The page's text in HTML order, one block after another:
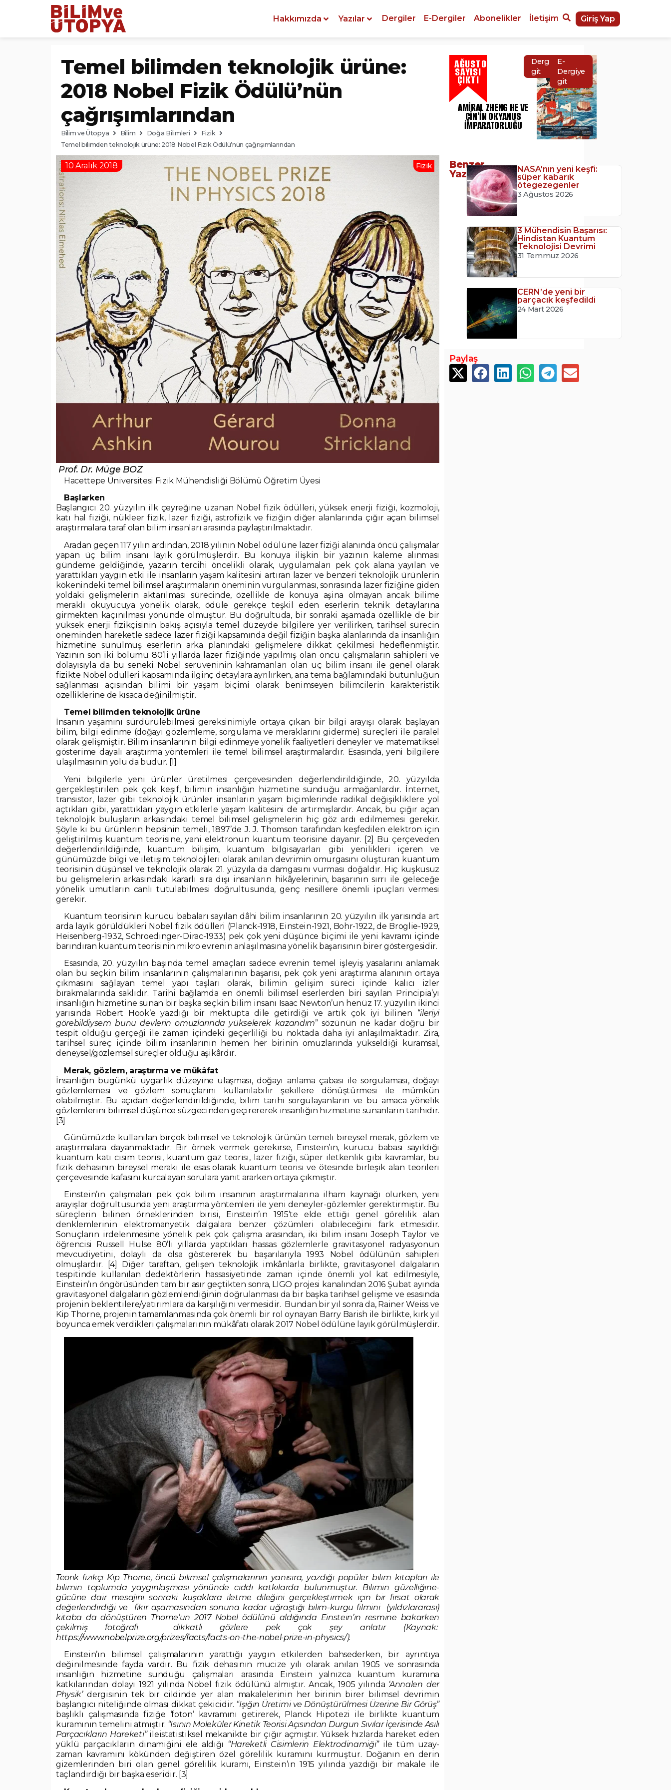
Hakkımızda Yazılar Dergiler E-Dergiler Abonelikler İletişim Giriş Yap
Temel bilimden teknolojik ürüne:
2018 Nobel Fizik Ödülü’nün
çağrışımlarından
Bilim ve Ütopya Bilim Doğa Bilimleri
Fizik
Temel bilimden teknolojik ürüne: 2018 Nobel Fizik Ödülü’nün çağrışımlarından
10 Aralık 2018 Fizik
Prof. Dr. Müge BOZ
Hacettepe Üniversitesi Fizik Mühendisliği Bölümü Öğretim Üyesi
Başlarken
Başlangıcı 20. yüzyılın ilk çeyreğine uzanan Nobel fizik ödülleri, yüksek enerji fiziği, kozmoloji,
katı hal fiziği, nükleer fizik, lazer fiziği, astrofizik ve fiziğin diğer alanlarında çığır açan bilimsel
araştırmalara taraf olan bilim insanları arasında paylaştırılmaktadır.
Aradan geçen 117 yılın ardından, 2018 yılının Nobel ödülüne lazer fiziği alanında öncü çalışmalar
yapan üç bilim insanı layık görülmüşlerdir. Bu konuya ilişkin bir yazının kaleme alınması
gündeme geldiğinde, yazarın tercihi öncelikli olarak, uygulamaları pek çok alana yayılan ve
yarattıkları yaygın etki ile insanların yaşam kalitesini artıran lazer ve benzeri teknolojik ürünlerin
kökenindeki temel bilimsel araştırmaların öneminin vurgulanması, sonrasında lazer fiziğine giden
yoldaki gelişmelerin aktarılması sürecinde, özellikle de konuya aşina olmayan ancak bilime
meraklı okuyucuya yönelik olarak, ödüle gerekçe teşkil eden eserlerin teknik detaylarına
girmekten kaçınılması yönünde olmuştur. Bu doğrultuda, bir sonraki aşamada özellikle de bir
yüksek enerji fizikçisinin bakış açısıyla temel düzeyde bilgilere yer verilirken, tarihsel sürecin
öneminden hareketle sadece lazer fiziği kapsamında değil fiziğin başka alanlarında da insanlığın
hizmetine sunulmuş eserlerin arka planındaki gelişmelere dikkat çekilmesi hedeflenmiştir.
Yazının son iki bölümü 80’li yıllarda lazer fiziğinde yapılmış olan öncü çalışmaların sahipleri ve
dolayısıyla da bu seneki Nobel serüveninin kahramanları olan üç bilim insanı ile genel olarak
fizikte Nobel ödülleri kapsamında ilginç detaylara ayrılırken, ana tema bağlamındaki bütünlüğün
sağlanması açısından bilimi bir yaşam biçimi olarak benimseyen bilimcilerin karakteristik
özelliklerine de kısaca değinilmiştir.
Temel bilimden teknolojik ürüne
İnsanın yaşamını sürdürülebilmesi gereksinimiyle ortaya çıkan bir bilgi arayışı olarak başlayan
bilim, bilgi edinme (doğayı gözlemleme, sorgulama ve meraklarını giderme) süreçleri ile paralel
olarak gelişmiştir. Bilim insanlarının bilgi edinmeye yönelik faaliyetleri deneyler ve matematiksel
gösterime dayalı araştırma yöntemleri ile temel bilimsel araştırmalardır. Esasında, yeni bilgilere
ulaşılmasının yolu da budur. [1]
Yeni bilgilerle yeni ürünler üretilmesi çerçevesinden değerlendirildiğinde, 20. yüzyılda
gerçekleştirilen pek çok keşif, bilimin insanlığın hizmetine sunduğu armağanlardır. İnternet,
transistor, lazer gibi teknolojik ürünler insanların yaşam biçimlerinde radikal değişikliklere yol
açtıkları gibi, yarattıkları yaygın etkilerle yaşam kalitesini de artırmışlardır. Ancak, bu çığır açan
teknolojik buluşların arkasındaki temel bilimsel gelişmelerin hiç göz ardı edilmemesi gerekir.
Şöyle ki bu ürünlerin hepsinin temeli, 1897’de J. J. Thomson tarafından keşfedilen elektron için
geliştirilmiş kuantum teorisine, yani elektronun kuantum teorisine dayanır. [2] Bu çerçeveden
değerlendirildiğinde, kuantum bilişim, kuantum bilgisayarları gibi yenilikleri içeren ve
günümüzde bilgi ve iletişim teknolojileri olarak anılan devrimin omurgasını oluşturan kuantum
teorisinin düşünsel ve teknolojik olarak 21. yüzyıla da damgasını vurması doğaldır. Hiç kuşkusuz
bu gelişmelerin arkasındaki kararlı sıra dışı insanların hikâyelerinin, başarının sırrı ile geleceğe
yönelik umutların canlı tutulabilmesi doğrultusunda, genç nesillere önemli ipuçları vermesi
gerekir.
Kuantum teorisinin kurucu babaları sayılan dâhi bilim insanlarının 20. yüzyılın ilk yarısında art
arda layık görüldükleri Nobel fizik ödülleri (Planck-1918, Einstein-1921, Bohr-1922, de Broglie-1929,
Heisenberg-1932, Schroedinger-Dirac-1933) pek çok yeni düşünce biçimi ile yeni kavramı içinde
barındıran kuantum teorisinin mikro evrenin anlaşılmasına yönelik başarısının birer göstergesidir.
Esasında, 20. yüzyılın başında temel amaçları sadece evrenin temel işleyiş yasalarını anlamak
olan bu seçkin bilim insanlarının çalışmalarının başarısı, pek çok yeni araştırma alanının ortaya
çıkmasını sağlayan temel yapı taşları olarak, bilimin gelişim süreci içinde kalıcı izler
bırakmalarında saklıdır. Tarihi bağlamda en önemli bilimsel eserlerden biri sayılan Principia’yı
insanlığın hizmetine sunan bir başka seçkin bilim insanı Isaac Newton’un henüz 17. yüzyılın ikinci
yarısında Robert Hook’e yazdığı bir mektupta dile getirdiği ve artık çok iyi bilinen “ileriyi
görebildiysem bunu devlerin omuzlarında yükselerek kazandım” sözünün ne kadar doğru bir
tespit olduğu gerçeği ile zaman içindeki geçerliliği bu noktada daha iyi anlaşılmaktadır. Zira,
tarihsel süreç içinde bilim insanlarının hemen her birinin omuzlarında yükseldiği kuramsal,
deneysel/gözlemsel süreçler olduğu aşikârdır.
Merak, gözlem, araştırma ve mükâfat
İnsanlığın bugünkü uygarlık düzeyine ulaşması, doğayı anlama çabası ile sorgulaması, doğayı
gözlemlemesi ve gözlem sonuçlarını kullanılabilir şekillere dönüştürmesi ile mümkün
olabilmiştir. Bu açıdan değerlendirildiğinde, bilim tarihi sorgulayanların ve bu amaca yönelik
gözlemlerini bilimsel düşünce süzgecinden geçirererek insanlığın hizmetine sunanların tarihidir.
[3]
Günümüzde kullanılan birçok bilimsel ve teknolojik ürünün temeli bireysel merak, gözlem ve
araştırmalara dayanmaktadır. Bir örnek vermek gerekirse, Einstein’ın, kurucu babası sayıldığı
kuantum katı cisim teorisi, kuantum gaz teorisi, lazer fiziği, süper iletkenlik gibi kavramlar, bu
fizik dehasının bireysel merakı ile esas olarak kuantum teorisi ve ötesinde birleşik alan teorileri
çerçevesinde kafasını kurcalayan sorulara yanıt ararken ortaya çıkmıştır.
Einstein’ın çalışmaları pek çok bilim insanının araştırmalarına ilham kaynağı olurken, yeni
arayışlar doğrultusunda yeni araştırma yöntemleri ile yeni deneyler-gözlemler gerektirmiştir. Bu
süreçlerin bilinen örneklerinden birisi, Einstein’ın 1915’te elde ettiği genel görelilik alan
denklemlerinin elektromanyetik dalgalara benzer çözümleri olabileceğini fark etmesidir.
Sonuçların irdelenmesine yönelik pek çok çalışma arasından, iki bilim insanı Joseph Taylor ve
öğrencisi Russell Hulse 80’li yıllarda yaptıkları hassas gözlemlerle gravitasyonel radyasyonun
mevcudiyetini, dolaylı da olsa göstererek bu başarılarıyla 1993 Nobel ödülünün sahipleri
olmuşlardır. [4] Diğer taraftan, gelişen teknolojik imkânlarla birlikte, gravitasyonel dalgaların
tespitinde kullanılan dedektörlerin hassasiyetinde zaman içinde önemli yol kat edilmesiyle,
Einstein’ın öngörüsünden tam bir asır geçtikten sonra, LIGO projesi kanalından 2016 Şubat ayında
gravitasyonel dalgaların gözlemlendiğinin doğrulanması da bir başka tarihsel gelişme ve esasında
projenin beklentilere/yatırımlara da karşılığını vermesidir. Bundan bir yıl sonra da, Rainer Weiss ve
Kip Thorne, projenin tamamlanmasında çok önemli bir rol oynayan Barry Barish ile birlikte, kırk yıl
boyunca emek verdikleri çalışmalarının mükâfatı olarak 2017 Nobel ödülüne layık görülmüşlerdir.
Teorik fizikçi Kip Thorne, öncü bilimsel çalışmalarının yanısıra, yazdığı popüler bilim kitapları ile
bilimin toplumda yaygınlaşması yönünde ciddi katkılarda bulunmuştur. Bilimin güzelliğine-
gücüne dair mesajını sonraki kuşaklara iletme dileğini gerçekleştirmek için bir fırsat olarak
değerlendirdiği ve fikir aşamasından sonuna kadar uğraştığı bilim-kurgu filmini (yıldızlararası)
kitaba da dönüştüren Thorne’un 2017 Nobel ödülünü aldığında Einstein’ın resmine bakarken
çekilmiş fotoğrafı dikkatli gözlere pek çok şey anlatır (Kaynak:
https://www.nobelprize.org/prizes/facts/facts-on-the-nobel-prize-in-physics/).
Einstein’ın bilimsel çalışmalarının yarattığı yaygın etkilerden bahsederken, bir ayrıntıya
değinilmesinde fayda vardır. Bu fizik dehasının mucize yılı olarak anılan 1905 ve sonrasında
insanlığın hizmetine sunduğu çalışmaları arasında Einstein yalnızca kuantum kuramına
katkılarından dolayı 1921 yılında Nobel fizik ödülünü almıştır. Ancak, 1905 yılında ‘Annalen der
Physik’dergisinin tek bir cildinde yer alan makalelerinin her birinin birer bilimsel devrimin
başlangıcı niteliğinde olması dikkat çekicidir. “Işığın Üretimi ve Dönüştürülmesi Üzerine Bir Görüş”
başlıklı çalışmasında fiziğe ‘foton’ kavramını getirerek, Planck Hipotezi ile birlikte kuantum
kuramının temelini atmıştır. “Isının Moleküler Kinetik Teorisi Açısından Durgun Sıvılar İçerisinde Asılı
Parçacıkların Hareketi” ileistatistiksel mekanikte bir çığır açmıştır. Yüksek hızlarda hareket eden
yüklü parçacıkların dinamiğini ele aldığı “Hareketli Cisimlerin Elektrodinamiği”ile tüm uzay-
zaman kavramını kökünden değiştiren özel görelilik kuramını kurmuştur. Doğanın en derin
gizemlerinden biri olan genel görelilik kuramı, Einstein’ın 1915 yılında yazdığı bir makale ile
taçlandırdığı bir başka eseridir. [3]
AĞUSTOS
SAYISI
ÇIKTI
AMIRAL ZHENG HE VE
ÇIN'IN OKYANUS
İMPARATORLUĞU
Dergiye
git
E-
Dergiye
git
Benzer
Yazılar
NASA'nın yeni keşfi:
süper kabarık
ötegezegenler
3 Ağustos 2026
3 Mühendisin Başarısı:
Hindistan Kuantum
Teknolojisi Devrimi
31 Temmuz 2026
CERN’de yeni bir
parçacık keşfedildi
24 Mart 2026
Paylaş